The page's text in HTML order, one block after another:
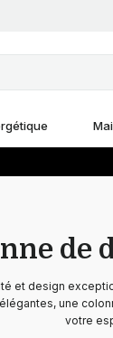
de
et design
une
votre